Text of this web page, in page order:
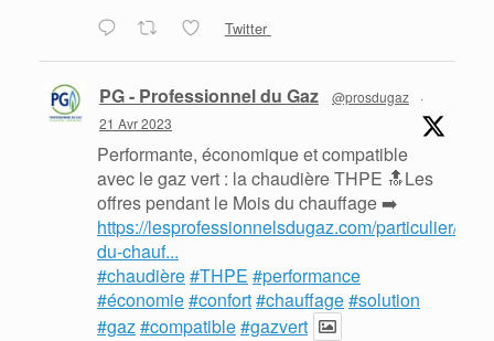
Twitter
PG - Professionnel du Gaz @prosdugaz
·
21 Avr 2023
Performante, économique et compatible
avec le gaz vert : la chaudière THPE 🔝Les
offres pendant le Mois du chauffage ➡️
https://lesprofessionnelsdugaz.com/particulier/
du-chauf...
#chaudière#THPE #performance
#économie#confort#chauffage#solution
#gaz#compatible#gazvert